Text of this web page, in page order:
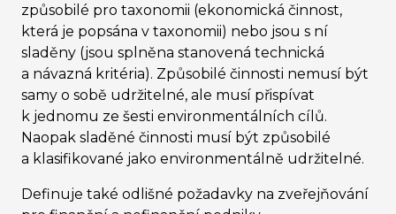
způsobilé pro taxonomii (ekonomická činnost,
která je popsána v taxonomii) nebo jsou s ní
sladěny (jsou splněna stanovená technická
a návazná kritéria). Způsobilé činnosti nemusí být
samy o sobě udržitelné, ale musí přispívat
k jednomu ze šesti environmentálních cílů.
Naopak sladěné činnosti musí být způsobilé
a klasifikované jako environmentálně udržitelné.
Definuje také odlišné požadavky na zveřejňování